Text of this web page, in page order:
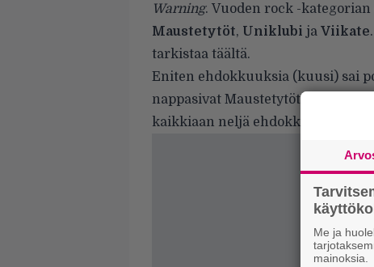
Warning. Vuoden rock -
Maustetytöt, Uniklubi ja Viikate
tarkistaa täältä.
Eniten ehdokkuuksia (kuusi) sai
nappasivat Maustetytöt,
kaikkiaan neljä ehdokkuutta saivat
Me ja
mainoksia.